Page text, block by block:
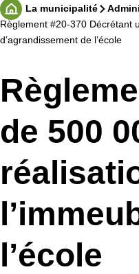
Accueil La municipalité
Règlement #20-370 Décrétant
d’agrandissement de l’école
de 500
l’école